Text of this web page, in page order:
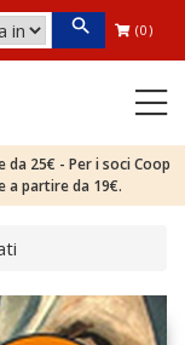
(0)
25€ - Per i soci Coop
a partire da 19€.